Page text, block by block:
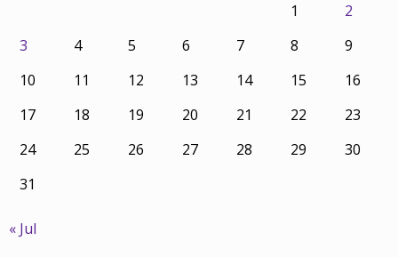
1
2
3
4 5 6 7 8
9
10
11 12 13 14 15
16
17
18 19 20 21 22
23
24
25 26 27 28 29
30
31
« Jul